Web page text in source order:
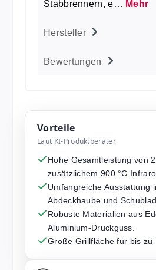
Stabbrennern, e… Mehr
Hersteller
Bewertungen
Vorteile
Laut KI-Produktberater
Hohe Gesamtleistung von
zusätzlichem 900 °C
Umfangreiche Ausstattung
Abdeckhaube und
Robuste Materialien aus
Aluminium-Druckguss.
Große Grillfläche für bis zu